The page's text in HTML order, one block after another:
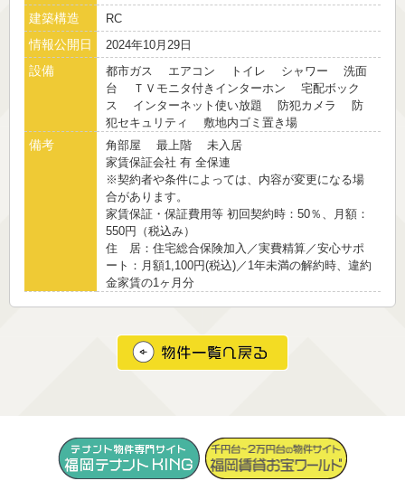
建築構造 RC
情報公開日 2024年10月29日
設備
都市ガス エアコン トイレ シャワー 洗面
台 ＴＶモニタ付きインターホン 宅配ボック
ス インターネット使い放題 防犯カメラ 防
犯セキュリティ 敷地内ゴミ置き場
備考
角部屋 最上階 未入居
家賃保証会社 有 全保連
※契約者や条件によっては、内容が変更になる場
合があります。
家賃保証・保証費用等 初回契約時：50％、月額：
550円（税込み）
住 居：住宅総合保険加入／実費精算／安心サポ
ート：月額1,100円(税込)／1年未満の解約時、違約
金家賃の1ヶ月分